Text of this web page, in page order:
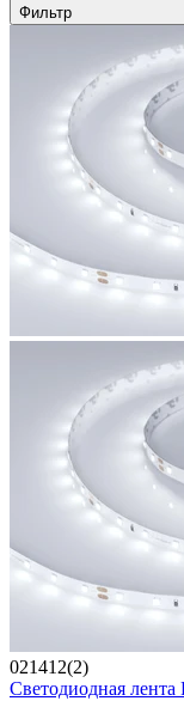
Фильтр
021412(2)
Светодиодная